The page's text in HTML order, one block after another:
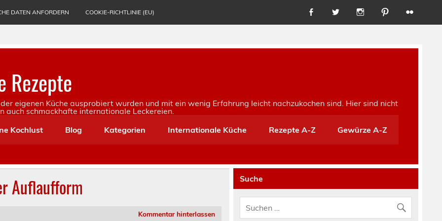
DATEN ANFORDERN COOKIE-RICHTLINIE (EU)
Rezepte
eigenen Küche ausprobiert wurden und mit ein wenig Erfahrung leicht nachzukochen sind. Hier sind nicht
auch schmackhafte internationale Leckereien.
Kochlust
Blog Kategorien Internationale Küche Rezepte A-Z Gewürze A-Z
Auflaufform
Kommentar hinterlassen
Suche